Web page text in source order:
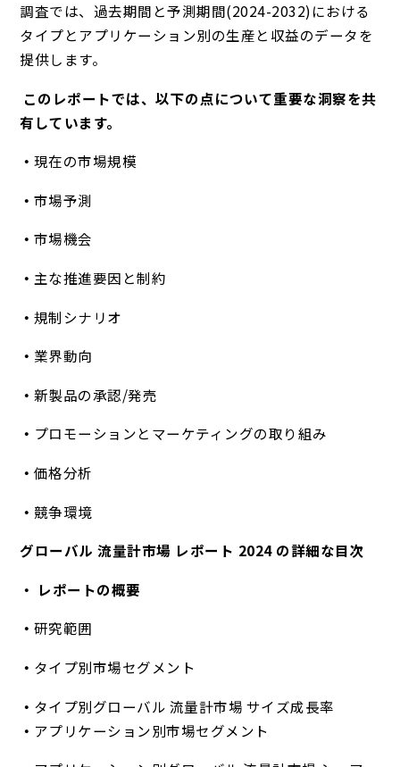
調査では、過去期間と予測期間(2024-2032)における
タイプとアプリケーション別の生産と収益のデータを
提供します。
このレポートでは、以下の点について重要な洞察を共
有しています。
現在の市場規模
市場予測
市場機会
主な推進要因と制約
規制シナリオ
業界動向
新製品の承認/発売
プロモーションとマーケティングの取り組み
価格分析
競争環境
グローバル 流量計市場 レポート 2024 の詳細な目次
レポートの概要
研究範囲
タイプ別市場セグメント
タイプ別グローバル 流量計市場 サイズ成長率
アプリケーション別市場セグメント